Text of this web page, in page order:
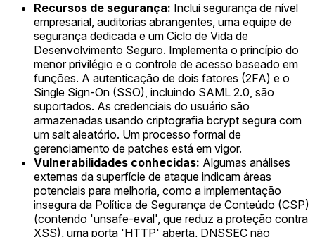
Recursos de segurança: Inclui segurança de nível
empresarial, auditorias abrangentes, uma equipe de
segurança dedicada e um Ciclo de Vida de
Desenvolvimento Seguro. Implementa o princípio do
menor privilégio e o controle de acesso baseado em
funções. A autenticação de dois fatores (2FA) e o
Single Sign-On (SSO), incluindo SAML 2.0, são
suportados. As credenciais do usuário são
armazenadas usando criptografia bcrypt segura com
um salt aleatório. Um processo formal de
gerenciamento de patches está em vigor.
Vulnerabilidades conhecidas: Algumas análises
externas da superfície de ataque indicam áreas
potenciais para melhoria, como a implementação
insegura da Política de Segurança de Conteúdo (CSP)
(contendo 'unsafe-eval', que reduz a proteção contra
XSS), uma porta 'HTTP' aberta, DNSSEC não